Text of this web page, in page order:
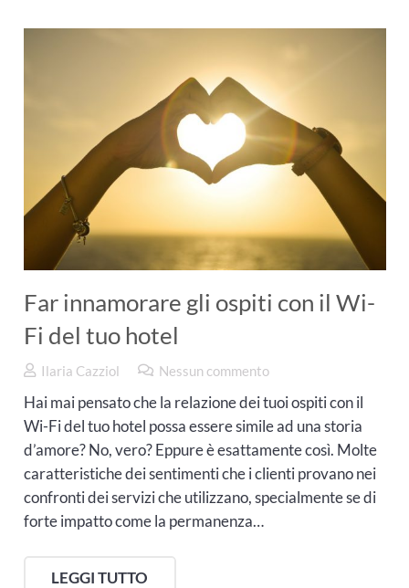
Far innamorare gli ospiti con il Wi-
Fi del tuo hotel
Ilaria Cazziol Nessun commento
Hai mai pensato che la relazione dei tuoi ospiti con il
Wi-Fi del tuo hotel possa essere simile ad una storia
d’amore? No, vero? Eppure è esattamente così. Molte
caratteristiche dei sentimenti che i clienti provano nei
confronti dei servizi che utilizzano, specialmente se di
forte impatto come la permanenza…
LEGGI TUTTO